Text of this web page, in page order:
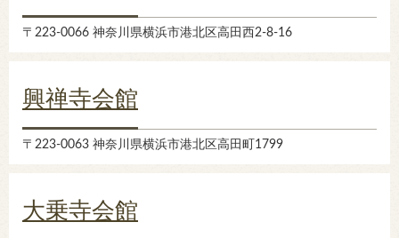
〒223-0066 神奈川県横浜市港北区高田西2-8-16
興禅寺会館
〒223-0063 神奈川県横浜市港北区高田町1799
大乗寺会館